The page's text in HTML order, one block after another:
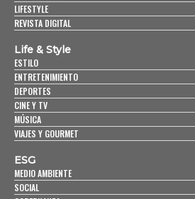
LIFESTYLE
REVISTA DIGITAL
Life & Style
ESTILO
ENTRETENIMIENTO
DEPORTES
CINE Y TV
MÚSICA
VIAJES Y GOURMET
ESG
MEDIO AMBIENTE
SOCIAL